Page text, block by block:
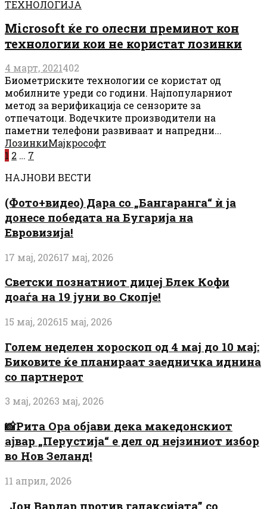
ТЕХНОЛОГИЈА
Мicrosoft ќе го олесни преминот кон
технологии кои не користат лозинки
4 март, 2021402
Биометриските технологии се користат од
мобилните уреди со години. Најпопуларниот
метод за верификација се сензорите за
отпечатоци. Водечките производители на
паметни телефони развиваат и напредни...
ЛозинкиМајкрософт
Posts
pagination
1 2 … 7
НАЈНОВИ ВЕСТИ
(Фото+видео) Дара со „Бангаранга“ ѝ ја
донесе победата на Бугарија на
Евровизија!
17 мај, 202617 мај, 2026
Светски познатниот диџеј Блек Кофи
доаѓа на 19 јуни во Скопје!
15 мај, 202615 мај, 2026
Голем неделен хороскоп од 4 мај до 10 мај:
Биковите ќе планираат заедничка иднина
со партнерот
3 мај, 20263 мај, 2026
📸Рита Ора објави дека македонскиот
ајвар „Перустија“ е дел од нејзиниот избор
во Нов Зеланд!
11 април, 2026
„Јон Вардар против галаксијата” со